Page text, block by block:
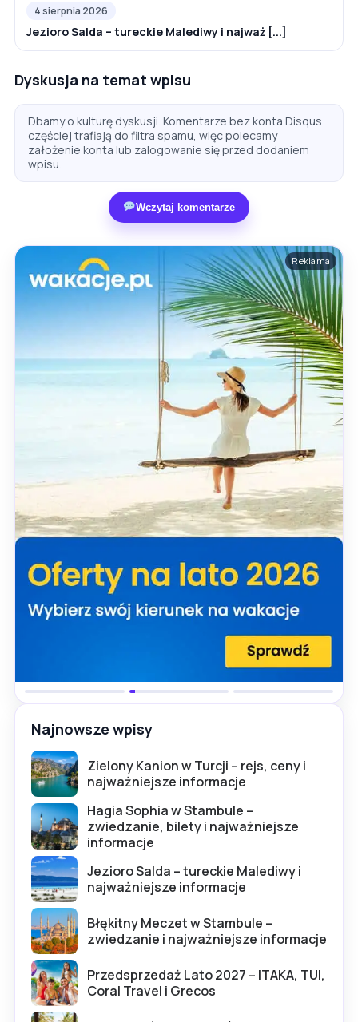
4 sierpnia 2026
Jezioro Salda – tureckie Malediwy i najważ [...]
Dyskusja na temat wpisu
Dbamy o kulturę dyskusji. Komentarze bez konta Disqus
częściej trafiają do filtra spamu, więc polecamy
założenie konta lub zalogowanie się przed dodaniem
wpisu.
Wczytaj komentarze
Reklama
Najnowsze wpisy
Zielony Kanion w Turcji – rejs, ceny i
najważniejsze informacje
Hagia Sophia w Stambule –
zwiedzanie, bilety i najważniejsze
informacje
Jezioro Salda – tureckie Malediwy i
najważniejsze informacje
Błękitny Meczet w Stambule –
zwiedzanie i najważniejsze informacje
Przedsprzedaż Lato 2027 – ITAKA, TUI,
Coral Travel i Grecos